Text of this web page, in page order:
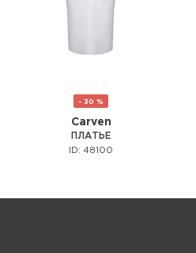
- 30 %
Carven
ПЛАТЬЕ
ID: 48100